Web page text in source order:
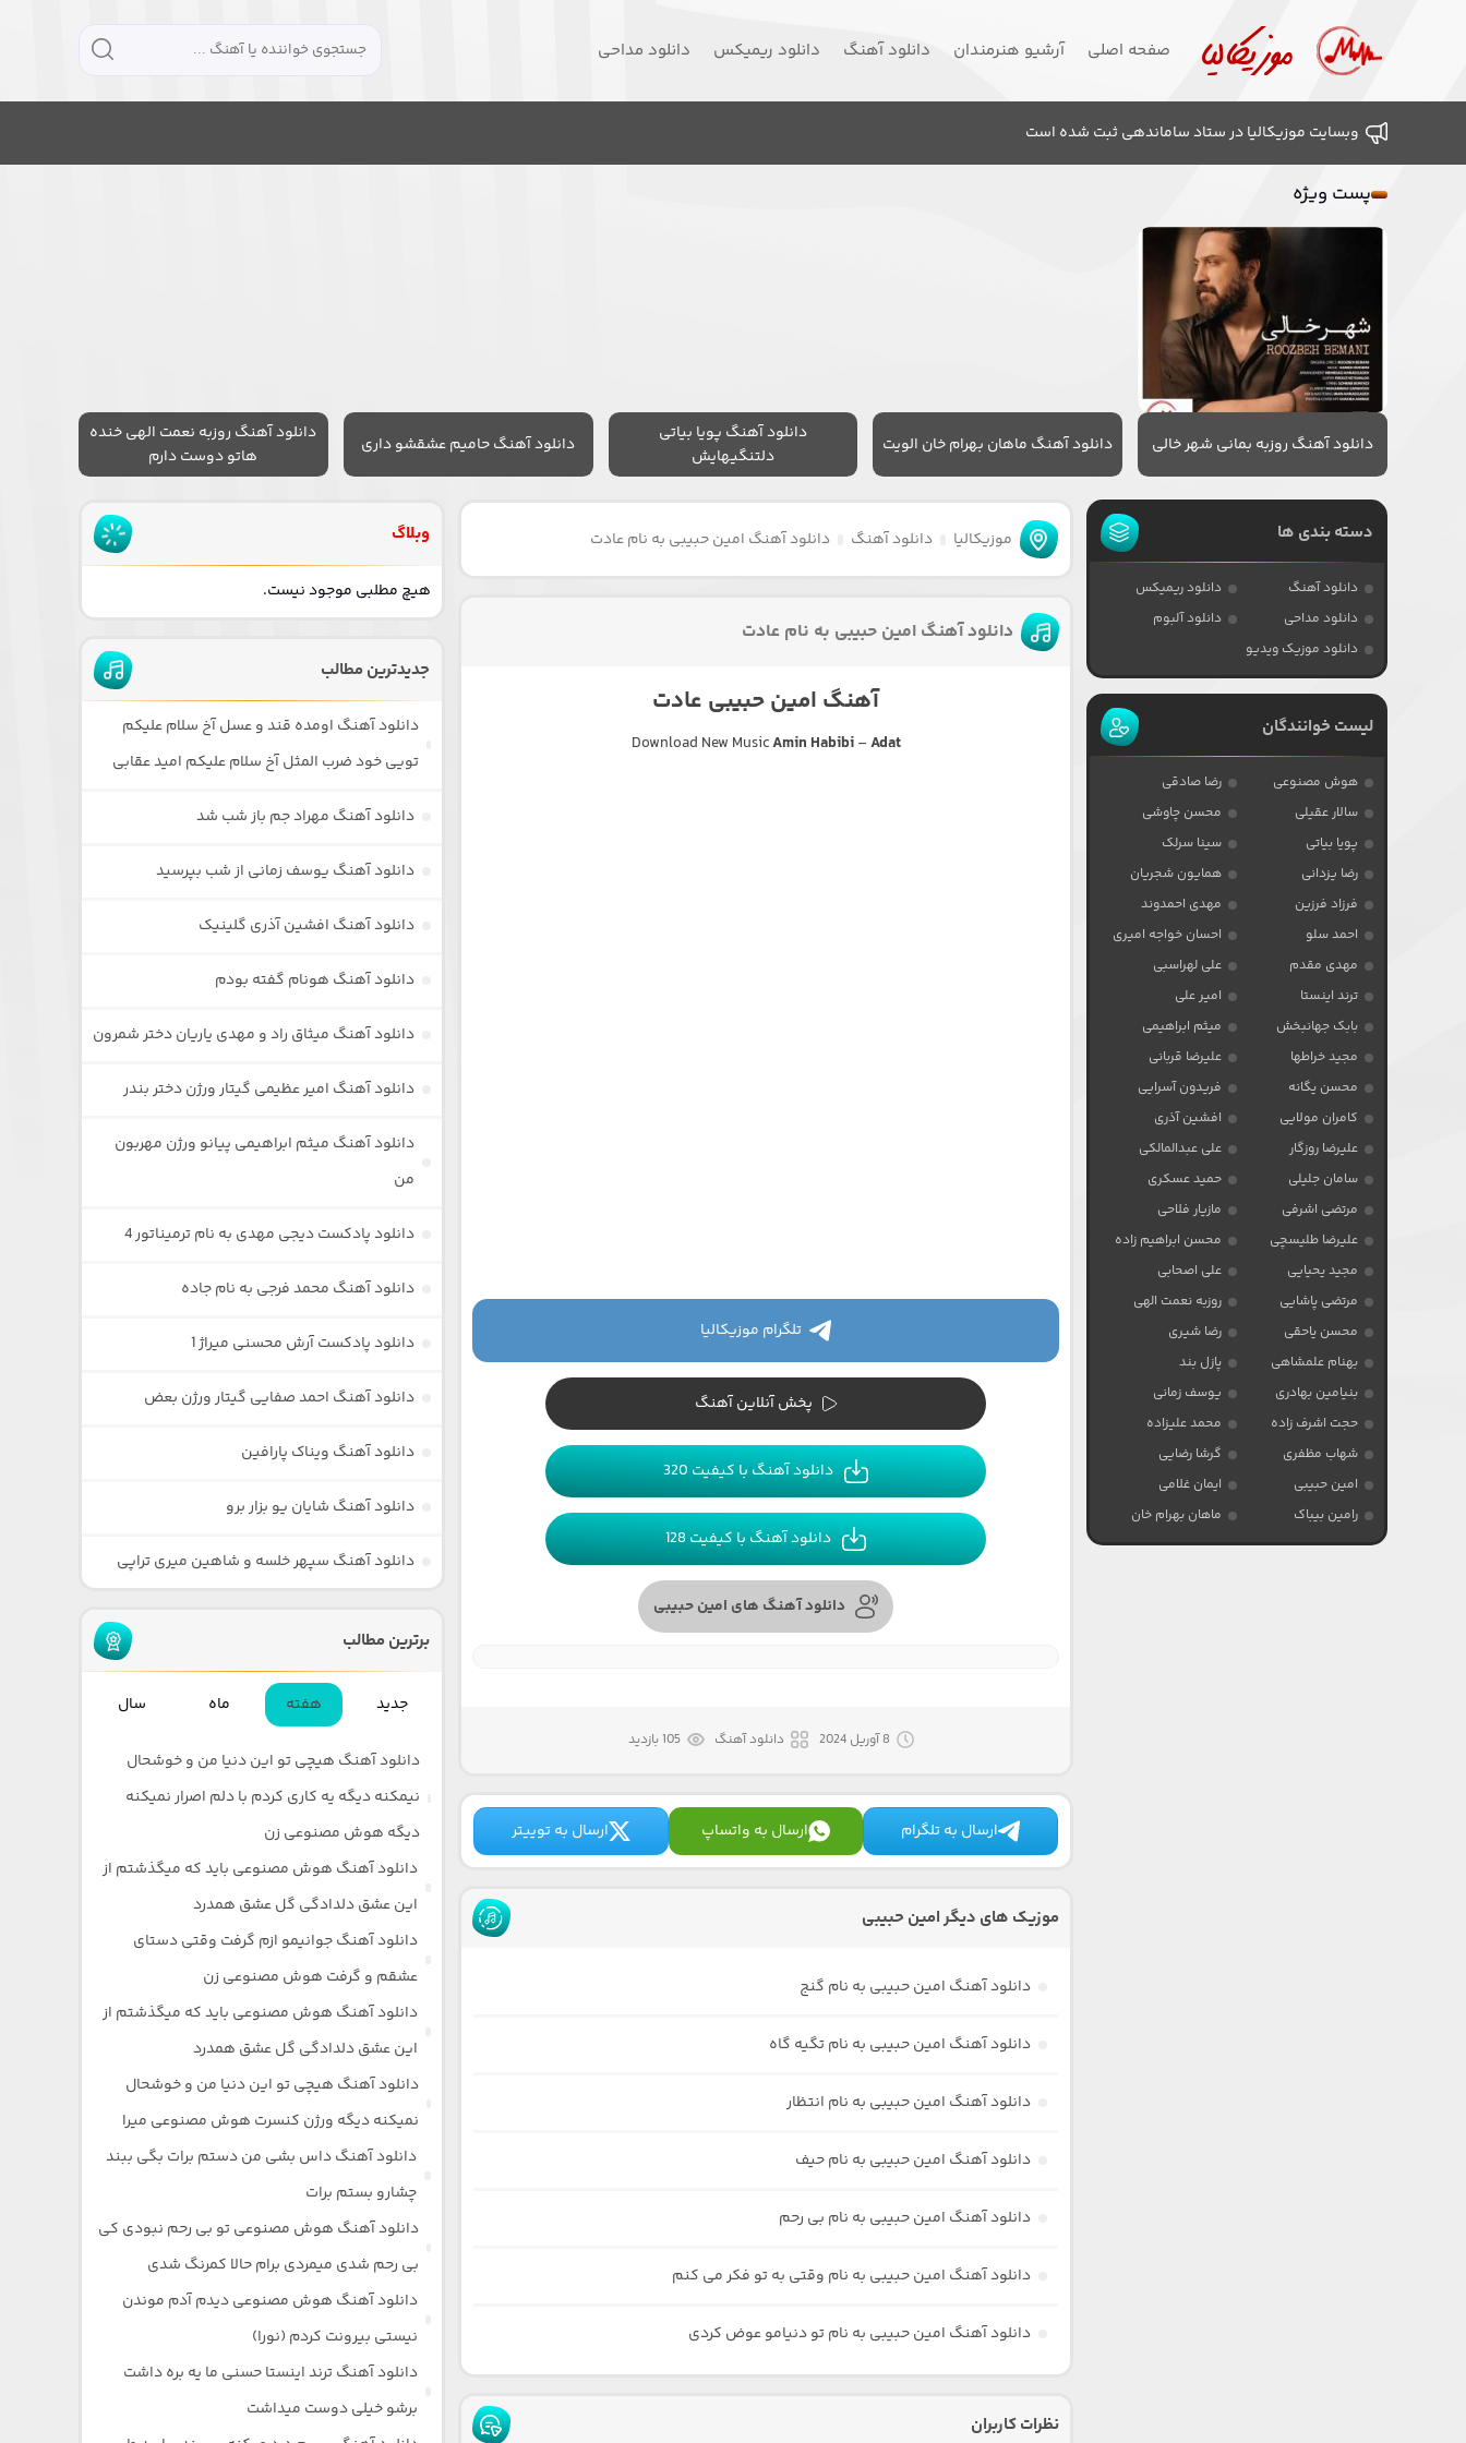
صفحه اصلی آرشیو هنرمندان دانلود آهنگ دانلود ریمیکس دانلود مداحی
وبسایت موزیکالیا در ستاد ساماندهی ثبت شده است
پست ویژه
دانلود آهنگ روزبه بمانی شهر خالی دانلود آهنگ ماهان بهرام خان الویت
دانلود آهنگ پویا بیاتی
دلتنگیهایش
دانلود آهنگ حامیم عشقشو داری
دانلود آهنگ روزبه نعمت الهی خنده
هاتو دوست دارم
موزیکالیا دانلود آهنگ دانلود آهنگ امین حبیبی به نام عادت
دانلود آهنگ امین حبیبی به نام عادت
آهنگ امین حبیبی عادت
Download New MusicAmin Habibi–Adat
تلگرام موزیکالیا
پخش آنلاین آهنگ
دانلود آهنگ با کیفیت 320
دانلود آهنگ با کیفیت 128
دانلود آهنگ های امین حبیبی
8 آوریل 2024 دانلود آهنگ 105 بازدید
ارسال به تلگرام ارسال به واتساپ ارسال به توییتر
موزیک های دیگر امین حبیبی
دانلود آهنگ امین حبیبی به نام گنج
دانلود آهنگ امین حبیبی به نام تگیه گاه
دانلود آهنگ امین حبیبی به نام انتظار
دانلود آهنگ امین حبیبی به نام حیف
دانلود آهنگ امین‌ حبیبی به نام بی رحم
دانلود آهنگ امین حبیبی به نام وقتی به تو فکر می کنم
دانلود آهنگ امین حبیبی به نام تو دنیامو عوض کردی
نظرات کاربران
دسته بندی ها
دانلود آهنگ
دانلود ریمیکس
دانلود مداحی
دانلود آلبوم
دانلود موزیک ویدیو
لیست خوانندگان
هوش مصنوعی
رضا صادقی
سالار عقیلی
محسن چاوشی
پویا بیاتی
سینا سرلک
رضا یزدانی
همایون شجریان
فرزاد فرزین
مهدی احمدوند
احمد سلو
احسان خواجه امیری
مهدی مقدم
علی لهراسبی
ترند اینستا
امیر علی
بابک جهانبخش
میثم ابراهیمی
مجید خراطها
علیرضا قربانی
محسن یگانه
فریدون آسرایی
کامران مولایی
افشین آذری
علیرضا روزگار
علی عبدالمالکی
سامان جلیلی
حمید عسکری
مرتضی اشرفی
مازیار فلاحی
علیرضا طلیسچی
محسن ابراهیم زاده
مجید یحیایی
علی اصحابی
مرتضی پاشایی
روزبه نعمت الهی
محسن یاحقی
رضا شیری
بهنام علمشاهی
پازل بند
بنیامین بهادری
یوسف زمانی
حجت اشرف زاده
محمد علیزاده
شهاب مظفری
گرشا رضایی
امین حبیبی
ایمان غلامی
رامین بیباک
ماهان بهرام خان
وبلاگ
هیچ مطلبی موجود نیست.
جدیدترین مطالب
دانلود آهنگ اومده قند و عسل آخ سلام علیکم
تویی خود ضرب المثل آخ سلام علیکم امید عقابی
دانلود آهنگ مهراد جم باز شب شد
دانلود آهنگ یوسف زمانی از شب بپرسید
دانلود آهنگ افشین آذری گلینیک
دانلود آهنگ هونام گفته بودم
دانلود آهنگ میثاق راد و مهدی یاریان دختر شمرون
دانلود آهنگ امیر عظیمی گیتار ورژن دختر بندر
دانلود آهنگ میثم ابراهیمی پیانو ورژن مهربون
من
دانلود پادکست دیجی مهدی به نام ترمیناتور 4
دانلود آهنگ محمد فرجی به نام جاده
دانلود پادکست آرش محسنی میراژ 1
دانلود آهنگ احمد صفایی گیتار ورژن بعض
دانلود آهنگ ویناک پارافین
دانلود آهنگ شایان یو بزار برو
دانلود آهنگ سپهر خلسه و شاهین میری تراپی
برترین مطالب
جدید هفته ماه سال
دانلود آهنگ هیچی تو این دنیا من و خوشحال
نیمکنه دیگه یه کاری کردم با دلم اصرار نمیکنه
دیگه هوش مصنوعی زن
دانلود آهنگ هوش مصنوعی باید که میگذشتم از
این عشق دلدادگی گل عشق همدرد
دانلود آهنگ جوانیمو ازم گرفت وقتی دستای
عشقم و گرفت هوش مصنوعی زن
دانلود آهنگ هوش مصنوعی باید که میگذشتم از
این عشق دلدادگی گل عشق همدرد
دانلود آهنگ هیچی تو این دنیا من و خوشحال
نمیکنه دیگه ورژن کنسرت هوش مصنوعی میرا
دانلود آهنگ داس بشی من دستم برات بگی ببند
چشارو بستم برات
دانلود آهنگ هوش مصنوعی تو بی رحم نبودی کی
بی رحم شدی میمردی برام حالا کمرنگ شدی
دانلود آهنگ هوش مصنوعی دیدم آدم موندن
نیستی بیرونت کردم (نورا)
دانلود آهنگ ترند اینستا حسنی ما یه بره داشت
برشو خیلی دوست میداشت